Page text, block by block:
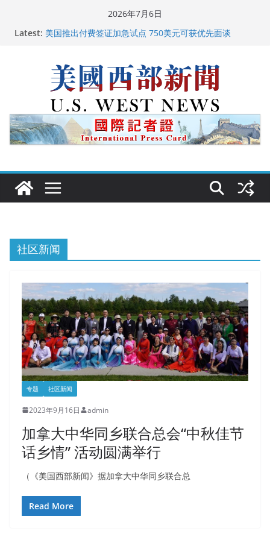
2026年7月6日
Latest: 美国推出付费签证加急试点 750美元可获优先面谈
美国最高法院维持“出生公民权” : 出生在美国就是美国
人！
中国驻美国大使谢锋邀请美国老教师罗纳德·萨科尔斯基
再次访华
广州市沉香协会会长周天明：让沉香有序走向世界
社区新闻
专题 社区新闻
2023年9月16日 admin
加拿大中华同乡联合总会“中秋佳节
话乡情” 活动圆满举行
（《美国西部新闻》据加拿大中华同乡联合总
Read More